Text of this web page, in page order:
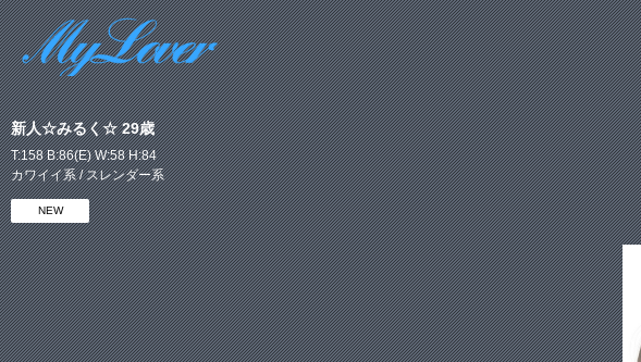
新人☆みるく☆ 29歳
T:158 B:86(E) W:58 H:84
カワイイ系 / スレンダー系
NEW